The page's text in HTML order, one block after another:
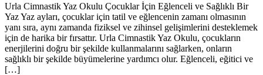
Urla Cimnastik Yaz Okulu Çocuklar İçin Eğlenceli ve Sağlıklı Bir
Yaz Yaz ayları, çocuklar için tatil ve eğlencenin zamanı olmasının
yanı sıra, aynı zamanda fiziksel ve zihinsel gelişimlerini desteklemek
için de harika bir fırsattır. Urla Cimnastik Yaz Okulu, çocukların
enerjilerini doğru bir şekilde kullanmalarını sağlarken, onların
sağlıklı bir şekilde büyümelerine yardımcı olur. Eğlenceli, eğitici ve
[…]